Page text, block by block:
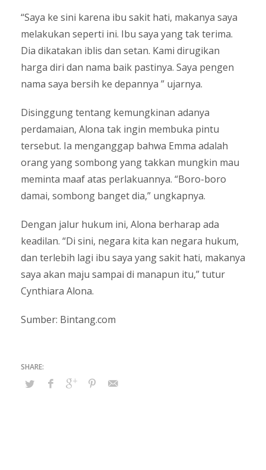
“Saya ke sini karena ibu sakit hati, makanya saya
melakukan seperti ini. Ibu saya yang tak terima.
Dia dikatakan iblis dan setan. Kami dirugikan
harga diri dan nama baik pastinya. Saya pengen
nama saya bersih ke depannya ” ujarnya.
Disinggung tentang kemungkinan adanya
perdamaian, Alona tak ingin membuka pintu
tersebut. Ia menganggap bahwa Emma adalah
orang yang sombong yang takkan mungkin mau
meminta maaf atas perlakuannya. “Boro-boro
damai, sombong banget dia,” ungkapnya.
Dengan jalur hukum ini, Alona berharap ada
keadilan. “Di sini, negara kita kan negara hukum,
dan terlebih lagi ibu saya yang sakit hati, makanya
saya akan maju sampai di manapun itu,” tutur
Cynthiara Alona.
Sumber: Bintang.com